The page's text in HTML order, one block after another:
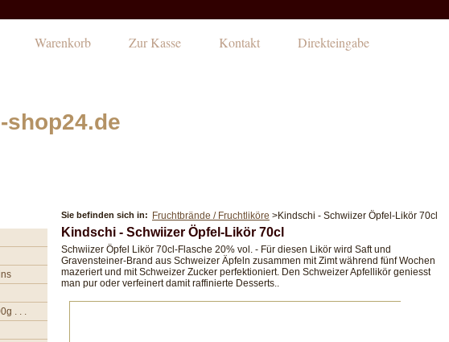
Warenkorb Zur Kasse Kontakt Direkteingabe
. . .
Sie befinden sich in: Fruchtbrände / Fruchtliköre >Kindschi - Schwiizer Öpfel-Likör 70cl
Kindschi - Schwiizer Öpfel-Likör 70cl
Schwiizer Öpfel Likör 70cl-Flasche 20% vol. - Für diesen Likör wird Saft und
Gravensteiner-Brand aus Schweizer Äpfeln zusammen mit Zimt während fünf Wochen
mazeriert und mit Schweizer Zucker perfektioniert. Den Schweizer Apfellikör geniesst
man pur oder verfeinert damit raffinierte Desserts..